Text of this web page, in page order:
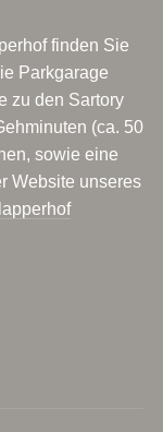
finden Sie
Parkgarage
zu den Sartory
(ca. 50
sowie eine
Website unseres